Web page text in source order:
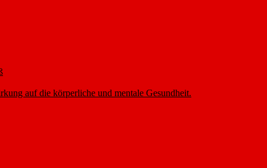
auf die körperliche und mentale Gesundheit.